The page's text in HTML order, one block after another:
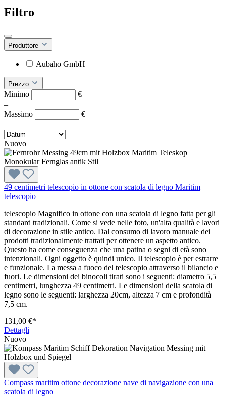
Filtro
Produttore
Aubaho GmbH
Prezzo
Minimo
€
–
Massimo
€
Nuovo
49 centimetri telescopio in ottone con scatola di legno Maritim
telescopio
telescopio Magnifico in ottone con una scatola di legno fatta per gli
standard tradizionali. Come si vede nelle foto, un'alta qualità e lavori
di decorazione in stile antico. Dal consumo di lavoro manuale dei
prodotti tradizionalmente trattati per ottenere un aspetto antico.
Questo ha come conseguenza che una patina o segni di età sono
intenzionali. Ogni oggetto è quindi unico. Il telescopio è per estrarre
e funzionale. La messa a fuoco del telescopio attraverso il bilancio e
fuori. Le dimensioni dei binocoli tirati sono i seguenti: diametro 5,5
centimetri, lunghezza 49 centimetri. Le dimensioni della scatola di
legno sono le seguenti: larghezza 20cm, altezza 7 cm e profondità
7,5 cm.
131,00 €*
Dettagli
Nuovo
Compass maritim ottone decorazione nave di navigazione con una
scatola di legno